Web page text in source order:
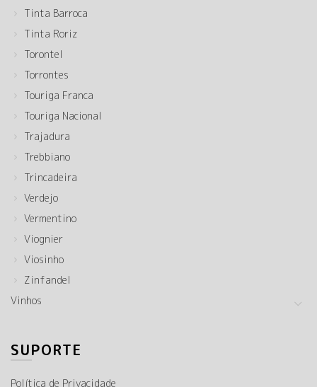
Tinta Barroca
Tinta Roriz
Torontel
Torrontes
Touriga Franca
Touriga Nacional
Trajadura
Trebbiano
Trincadeira
Verdejo
Vermentino
Viognier
Viosinho
Zinfandel
Vinhos
SUPORTE
Política de Privacidade